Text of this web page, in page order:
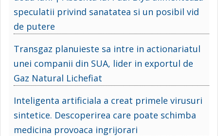
speculatii privind sanatatea si un posibil vid
de putere
Transgaz planuieste sa intre in actionariatul
unei companii din SUA, lider in exportul de
Gaz Natural Lichefiat
Inteligenta artificiala a creat primele virusuri
sintetice. Descoperirea care poate schimba
medicina provoaca ingrijorari